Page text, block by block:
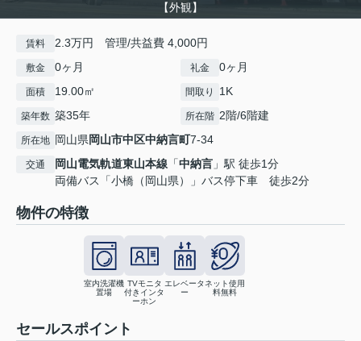
【外観】
賃料 2.3万円 管理/共益費 4,000円
敷金 0ヶ月 礼金 0ヶ月
面積 19.00㎡ 間取り 1K
築年数 築35年 所在階 2階/6階建
所在地 岡山県岡山市中区中納言町7-34
交通 岡山電気軌道東山本線 「中納言 」駅 徒歩1分
両備バス「小橋（岡山県）」バス停下車 徒歩2分
物件の特徴
室内洗濯機
置場
TVモニタ
付きインタ
ーホン
エレベータ
ー
ネット使用
料無料
セールスポイント